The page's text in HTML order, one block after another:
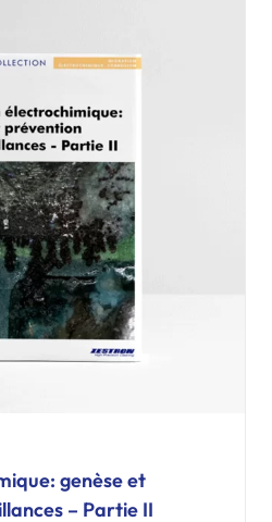
genèse et
– Partie II